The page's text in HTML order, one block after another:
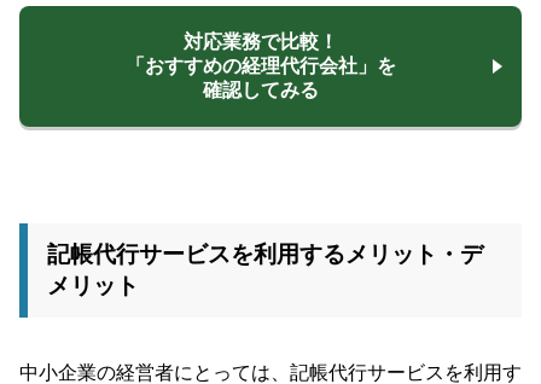
対応業務で比較！
「おすすめの経理代行会社」を
確認してみる
記帳代行サービスを利用するメリット・デ
メリット
中小企業の経営者にとっては、記帳代行サービスを利用す